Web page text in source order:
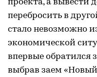
проекта, а вывести
перебросить в
стало невозможно
экономической
впервые обратился
выбрав заем «Новый